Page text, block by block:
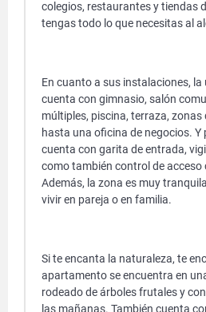
colegios, restaurantes y tiendas
tengas todo lo que necesitas al
En cuanto a sus instalaciones,
cuenta con gimnasio, salón
múltiples, piscina, terraza, zonas
hasta una oficina de negocios. Y
cuenta con garita de entrada,
como también control de acceso
Además, la zona es muy
vivir en pareja o en familia.
Si te encanta la naturaleza, te
apartamento se encuentra en
rodeado de árboles frutales y
las mañanas. También cuenta